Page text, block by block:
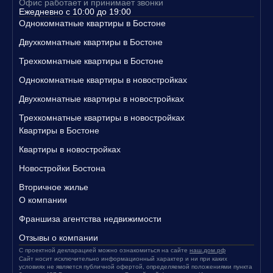
Свяжитесь с нами уже сегодня, чтобы узнать больше о наших п
редложениях и записаться на просмотр квартир!
Офис работает и принимает звонки
Ежедневно с 10:00 до 19:00
Однокомнатные квартиры в Бостоне
Двухкомнатные квартиры в Бостоне
Трехкомнатные квартиры в Бостоне
Однокомнатные квартиры в новостройках
Двухкомнатные квартиры в новостройках
Трехкомнатные квартиры в новостройках
Квартиры в Бостоне
Квартиры в новостройках
Новостройки Бостона
Вторичное жилье
О компании
Франшиза агентства недвижимости
Отзывы о компании
С проектной декларацией можно ознакомиться на сайте наш.дом.рф
Сайт носит исключительно информационный характер и ни при каких
условиях не является публичной офертой, определяемой положениями пункта